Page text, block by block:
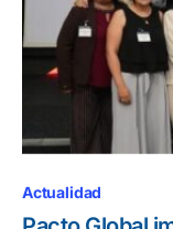
Actualidad